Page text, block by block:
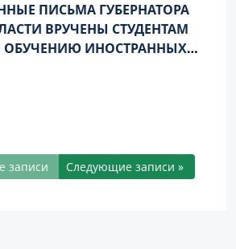
ПИСЬМА ГУБЕРНАТОРА
ВРУЧЕНЫ СТУДЕНТАМ
ОБУЧЕНИЮ ИНОСТРАННЫХ
записи Следующие записи »